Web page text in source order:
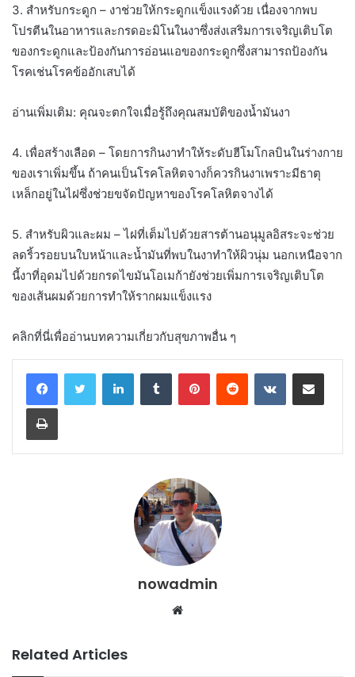
3. สำหรับกระดูก – งาช่วยให้กระดูกแข็งแรงด้วย เนื่องจากพบ
โปรตีนในอาหารและกรดอะมิโนในงาซึ่งส่งเสริมการเจริญเติบโต
ของกระดูกและป้องกันการอ่อนแอของกระดูกซึ่งสามารถป้องกัน
โรคเช่นโรคข้ออักเสบได้
อ่านเพิ่มเติม: คุณจะตกใจเมื่อรู้ถึงคุณสมบัติของน้ำมันงา
4. เพื่อสร้างเลือด – โดยการกินงาทำให้ระดับฮีโมโกลบินในร่างกาย
ของเราเพิ่มขึ้น ถ้าคนเป็นโรคโลหิตจางก็ควรกินงาเพราะมีธาตุ
เหล็กอยู่ในไฝซึ่งช่วยขจัดปัญหาของโรคโลหิตจางได้
5. สำหรับผิวและผม – ไฝที่เต็มไปด้วยสารต้านอนุมูลอิสระจะช่วย
ลดริ้วรอยบนใบหน้าและน้ำมันที่พบในงาทำให้ผิวนุ่ม นอกเหนือจาก
นี้งาที่อุดมไปด้วยกรดไขมันโอเมก้ายังช่วยเพิ่มการเจริญเติบโต
ของเส้นผมด้วยการทำให้รากผมแข็งแรง
คลิกที่นี่เพื่ออ่านบทความเกี่ยวกับสุขภาพอื่น ๆ
LinkedInTumblr PinterestReddit VKontakteShare via Email
Print
nowadmin
Website
Related Articles